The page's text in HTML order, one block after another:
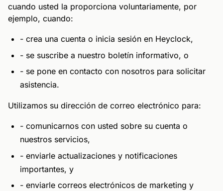
cuando usted la proporciona voluntariamente, por
ejemplo, cuando:
- crea una cuenta o inicia sesión en Heyclock,
- se suscribe a nuestro boletín informativo, o
- se pone en contacto con nosotros para solicitar
asistencia.
Utilizamos su dirección de correo electrónico para:
- comunicarnos con usted sobre su cuenta o
nuestros servicios,
- enviarle actualizaciones y notificaciones
importantes, y
- enviarle correos electrónicos de marketing y